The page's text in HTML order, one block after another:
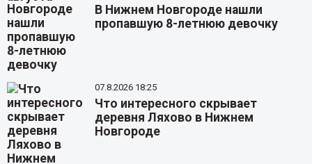
В Нижнем Новгороде нашли
пропавшую 8-летнюю девочку
07.8.2026 18:25
Что интересного скрывает
деревня Ляхово в Нижнем
Новгороде